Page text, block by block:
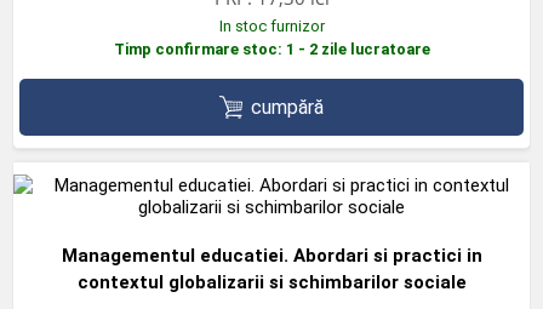
In stoc furnizor
Timp confirmare stoc: 1 - 2 zile lucratoare
cumpără
Managementul educatiei. Abordari si practici in
contextul globalizarii si schimbarilor sociale